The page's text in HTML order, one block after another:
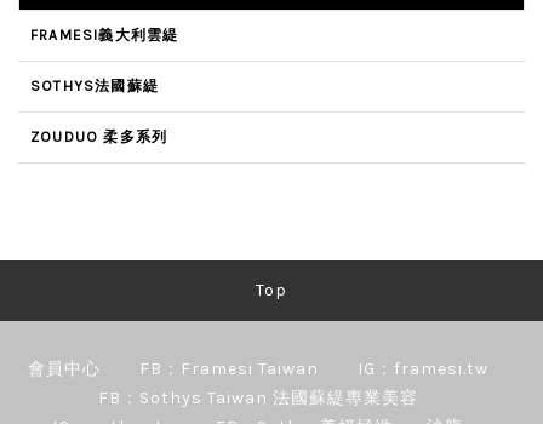
FRAMESI義大利雲緹
SOTHYS法國蘇緹
ZOUDUO 柔多系列
Top
會員中心 FB：Framesi Taiwan
IG：framesi.tw
FB：Sothys Taiwan 法國蘇緹專業美容